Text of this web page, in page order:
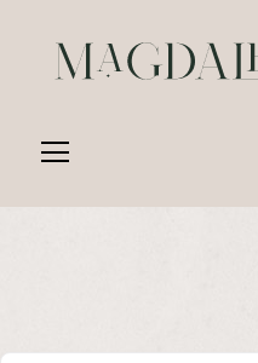
content
Menu